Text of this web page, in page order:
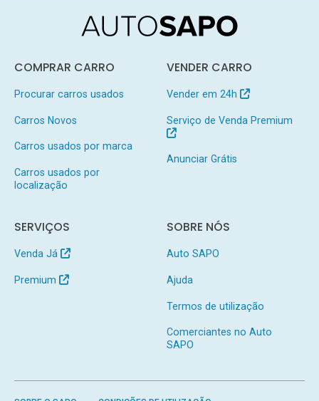
COMPRAR CARRO
Procurar carros usados
Carros Novos
Carros usados por marca
Carros usados por
localização
VENDER CARRO
Vender em 24h
Serviço de Venda Premium
Anunciar Grátis
SERVIÇOS
Venda Já
Premium
SOBRE NÓS
Auto SAPO
Ajuda
Termos de utilização
Comerciantes no Auto
SAPO